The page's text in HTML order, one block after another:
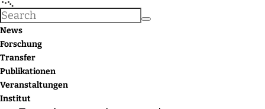
News
Forschung
Transfer
Publikationen
Veranstaltungen
Institut